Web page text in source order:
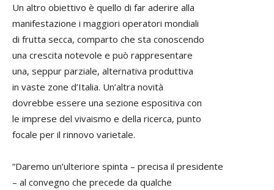
Un altro obiettivo è quello di far aderire alla
manifestazione i maggiori operatori mondiali
di frutta secca, comparto che sta conoscendo
una crescita notevole e può rappresentare
una, seppur parziale, alternativa produttiva
in vaste zone d’Italia. Un’altra novità
dovrebbe essere una sezione espositiva con
le imprese del vivaismo e della ricerca, punto
focale per il rinnovo varietale.
“Daremo un’ulteriore spinta – precisa il presidente
– al convegno che precede da qualche